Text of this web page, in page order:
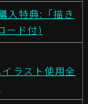
入特典:「描き
ード付)
ラスト使用全